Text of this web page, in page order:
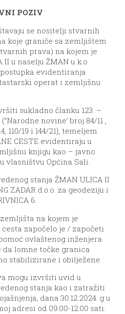
POZIV
se nositelji stvarnih
koje graniče sa zemljištem
prava) na kojem je
u naselju ŽMAN u k.o.
evidentiranja
operat i zemljišnu
sukladno članku 123. –
novine’ broj 84/11 ,
110/19 i 144/21), temeljem
CESTE evidentiraju u
knjigu kao – javno
vlasništvu Općina Sali.
stanja ŽMAN ULICA II
ZADAR d.o.o. za geodeziju i
6.
na kojem je
započelo je / započeti
ovlaštenog inženjera
lomne točke granica
stabilizirane i obilježene.
mogu izvršiti uvid u
stanja kao i zatražiti
dana 30.12.2024. g u
adresi od 09:00-12:00 sati.